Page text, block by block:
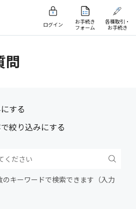
ログイン
お手続き
フォーム
各種取引・
お手続き
問
する
絞り込みにする
のキーワードで検索できます（入力